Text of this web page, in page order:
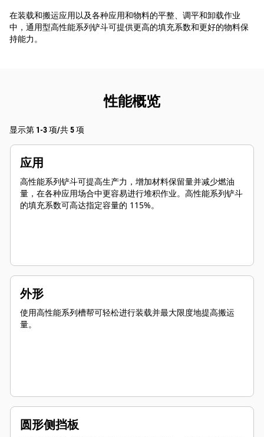
在装载和搬运应用以及各种应用和物料的平整、调平和卸载作业
中，通用型高性能系列铲斗可提供更高的填充系数和更好的物料保
持能力。
性能概览
显示第 1-3 项/共 5 项
应用
高性能系列铲斗可提高生产力，增加材料保留量并减少燃油
量，在各种应用场合中更容易进行堆积作业。高性能系列铲斗
的填充系数可高达指定容量的 115%。
外形
使用高性能系列槽帮可轻松进行装载并最大限度地提高搬运
量。
圆形侧挡板